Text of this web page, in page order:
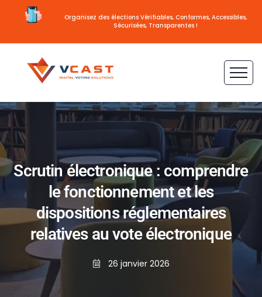
Organisez des élections Vérifiables, Conformes, Accessibles,
Sécurisées, Transparentes !
Scrutin électronique : comprendre
le fonctionnement et les
dispositions réglementaires
relatives au vote électronique
26 janvier 2026